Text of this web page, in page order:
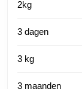
2kg
3 dagen
3 kg
3 maanden